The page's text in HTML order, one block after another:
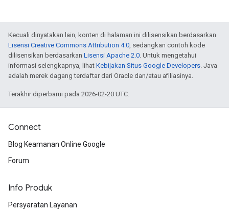
Kecuali dinyatakan lain, konten di halaman ini dilisensikan berdasarkan
Lisensi Creative Commons Attribution 4.0, sedangkan contoh kode
dilisensikan berdasarkan Lisensi Apache 2.0. Untuk mengetahui
informasi selengkapnya, lihat Kebijakan Situs Google Developers. Java
adalah merek dagang terdaftar dari Oracle dan/atau afiliasinya.
Terakhir diperbarui pada 2026-02-20 UTC.
Connect
Blog Keamanan Online Google
Forum
Info Produk
Persyaratan Layanan